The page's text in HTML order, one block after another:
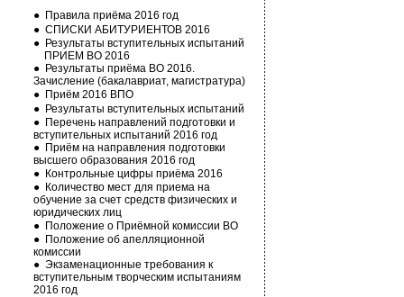
● Правила приёма 2016 год
●СПИСКИ АБИТУРИЕНТОВ 2016
● Результаты вступительных испытаний
ПРИЕМ ВО 2016
● Результаты приёма ВО 2016.
Зачисление (бакалавриат, магистратура)
● Приём 2016 ВПО
● Результаты вступительных испытаний
● Перечень направлений подготовки и
вступительных испытаний 2016 год
● Приём на направления подготовки
высшего образования 2016 год
● Контрольные цифры приёма 2016
● Количество мест для приема на
обучение за счет средств физических и
юридических лиц
● Положение о Приёмной комиссии ВО
● Положение об апелляционной
комиссии
●Экзаменационные требования к
вступительным творческим испытаниям
2016 год